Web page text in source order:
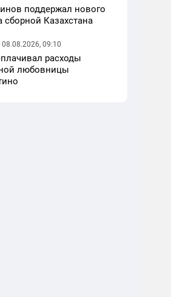
поддержал нового
сборной Казахстана
08.08.2026, 09:10
расходы
любовницы